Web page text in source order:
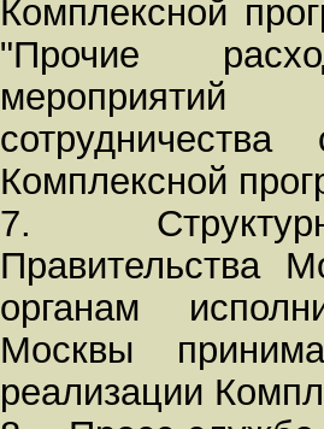
Комплексной
"Прочие
Комплексной
7.
Правительства
органам
Москвы
реализации